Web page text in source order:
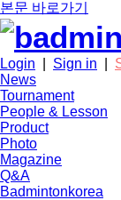
본문 바로가기
Login Sign in
News
Tournament
People & Lesson
Product
Photo
Magazine
Q&A
Badmintonkorea